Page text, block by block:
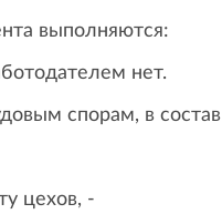
выполняются:
нет.
спорам, в состав
цехов, -